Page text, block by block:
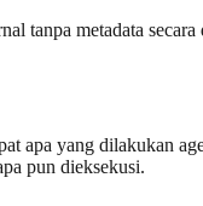
tanpa metadata secara
apa yang dilakukan
pun dieksekusi.